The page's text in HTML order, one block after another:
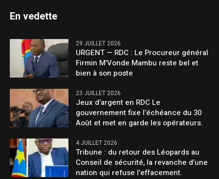
En vedette
29 JUILLET 2026
URGENT — RDC : Le Procureur général
Firmin M’Vonde Mambu reste bel et
bien à son poste
23 JUILLET 2026
Jeux d’argent en RDC Le
gouvernement fixe l’échéance du 30
Août et met en garde les opérateurs.
4 JUILLET 2026
Tribune : du retour des Léopards au
Conseil de sécurité, la revanche d’une
nation qui refuse l’effacement.